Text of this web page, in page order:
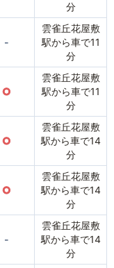
分
-
雲雀丘花屋敷
駅から車で11
分
○
雲雀丘花屋敷
駅から車で11
分
○
雲雀丘花屋敷
駅から車で14
分
○
雲雀丘花屋敷
駅から車で14
分
-
雲雀丘花屋敷
駅から車で14
分